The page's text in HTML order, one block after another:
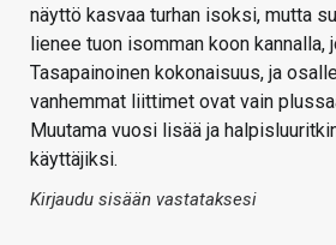
näyttö kasvaa turhan isoksi, mutta
lienee tuon isomman koon kannalla,
Tasapainoinen kokonaisuus, ja
vanhemmat liittimet ovat vain
Muutama vuosi lisää ja
käyttäjiksi.
Kirjaudu sisään vastataksesi